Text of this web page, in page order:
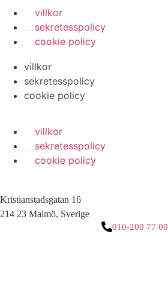
villkor
sekretesspolicy
cookie policy
villkor
sekretesspolicy
cookie policy
villkor
sekretesspolicy
cookie policy
Kristianstadsgatan 16
214 23 Malmö, Sverige
010-200 77 00